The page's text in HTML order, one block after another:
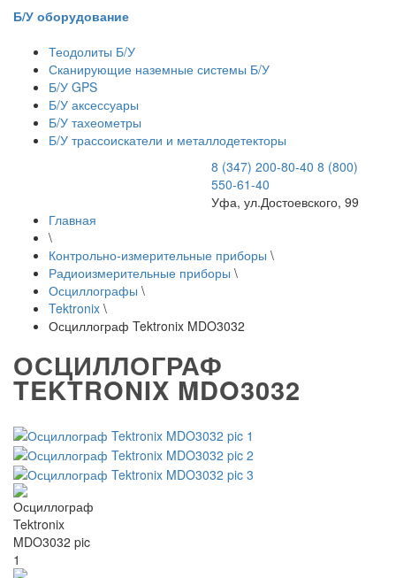
Б/У оборудование
Теодолиты Б/У
Сканирующие наземные системы Б/У
Б/У GPS
Б/У аксессуары
Б/У тахеометры
Б/У трассоискатели и металлодетекторы
8 (347) 200-80-40 8 (800)
550-61-40
Уфа, ул.Достоевского, 99
Главная
\
Контрольно-измерительные приборы \
Радиоизмерительные приборы \
Осциллографы \
Tektronix \
Осциллограф Tektronix MDO3032
ОСЦИЛЛОГРАФ
TEKTRONIX MDO3032